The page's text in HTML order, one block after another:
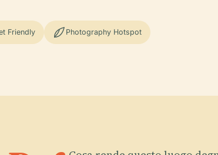
Friendly Photography Hotspot